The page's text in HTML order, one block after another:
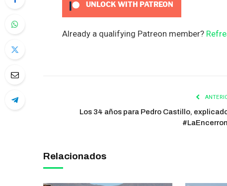
UNLOCK WITH PATREON
Already a qualifying Patreon member?
Los 34 años para Pedro Castillo,
Relacionados